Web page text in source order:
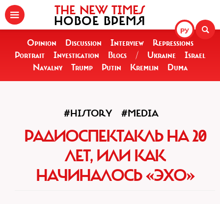
РУ
THE NEW TIMES
НОВОЕ ВРЕМЯ
Opinion Discussion Interview
Repressions
Portrait
Investigation Blogs / Ukraine
Israel
Navalny
Trump Putin Kremlin Duma
#HISTORY #MEDIA
РАДИОСПЕКТАКЛЬ НА 20
ЛЕТ, ИЛИ КАК
НАЧИНАЛОСЬ «ЭХО»